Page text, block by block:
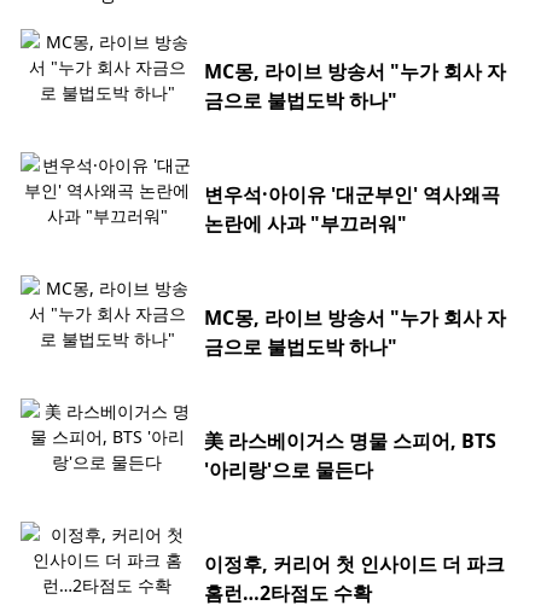
MC몽, 라이브 방송서 "누가 회사 자
금으로 불법도박 하나"
변우석·아이유 '대군부인' 역사왜곡
논란에 사과 "부끄러워"
MC몽, 라이브 방송서 "누가 회사 자
금으로 불법도박 하나"
美 라스베이거스 명물 스피어, BTS
'아리랑'으로 물든다
이정후, 커리어 첫 인사이드 더 파크
홈런…2타점도 수확